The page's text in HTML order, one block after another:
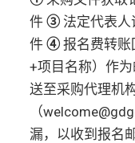
件③ 法定代表
件④ 报名费转账
+项目名称）作
送至采购代理机
（
漏，以收到报名